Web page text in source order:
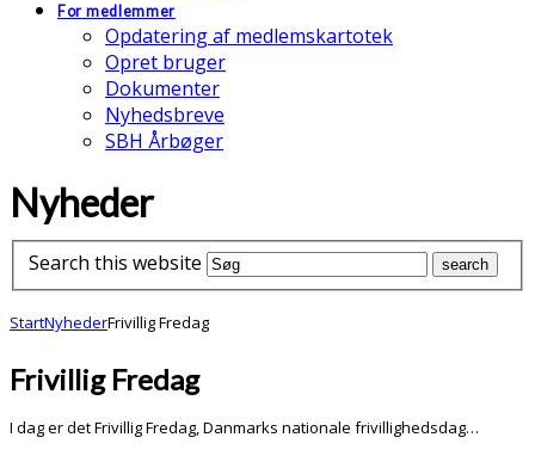
For medlemmer
Opdatering af medlemskartotek
Opret bruger
Dokumenter
Nyhedsbreve
SBH Årbøger
Nyheder
Search this website
StartNyhederFrivillig Fredag
Frivillig Fredag
I dag er det Frivillig Fredag, Danmarks nationale frivillighedsdag…